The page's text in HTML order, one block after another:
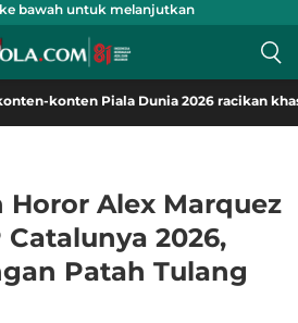
bawah untuk melanjutkan
Piala Dunia 2026 racikan khas
Horor Alex Marquez
2026,
Patah Tulang